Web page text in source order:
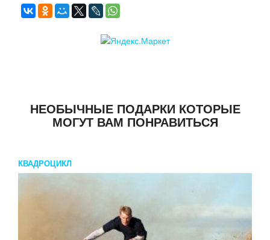
НЕОБЫЧНЫЕ ПОДАРКИ КОТОРЫЕ
МОГУТ ВАМ ПОНРАВИТЬСЯ
КВАДРОЦИКЛ